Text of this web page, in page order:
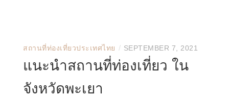
สถานที่ท่องเที่ยวประเทศไทย / SEPTEMBER 7, 2021
แนะนำสถานที่ท่องเที่ยว ใน
จังหวัดพะเยา